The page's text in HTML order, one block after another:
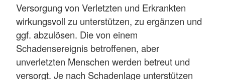
Versorgung von Verletzten und Erkrankten
wirkungsvoll zu unterstützen, zu ergänzen und
ggf. abzulösen. Die von einem
Schadensereignis betroffenen, aber
unverletzten Menschen werden betreut und
versorgt. Je nach Schadenlage unterstützen